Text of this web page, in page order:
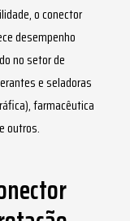
oconector
desempenho
no setor de
e seladoras
farmacêutica
outros.